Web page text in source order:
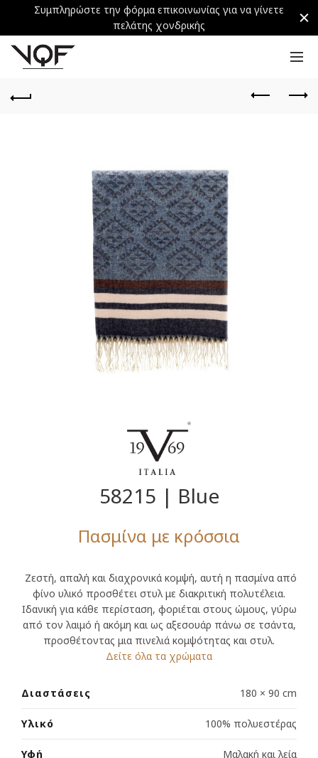
58215 | Blue
Πασμίνα με κρόσσια
Ζεστή, απαλή και διαχρονικά κομψή, αυτή η πασμίνα από
φίνο υλικό προσθέτει στυλ με διακριτική πολυτέλεια.
Ιδανική για κάθε περίσταση, φοριέται στους ώμους, γύρω
από τον λαιμό ή ακόμη και ως αξεσουάρ πάνω σε τσάντα,
προσθέτοντας μια πινελιά κομψότητας και στυλ.
Δείτε όλα τα χρώματα
Διαστάσεις 180 × 90 cm
Υλικό 100% πολυεστέρας
Υφή Μαλακή και λεία
Συμπληρώστε την φόρμα επικοινωνίας για να γίνετε
πελάτης χονδρικής